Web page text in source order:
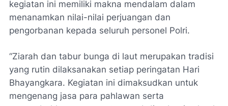
kegiatan ini memiliki makna mendalam dalam
menanamkan nilai-nilai perjuangan dan
pengorbanan kepada seluruh personel Polri.
“Ziarah dan tabur bunga di laut merupakan tradisi
yang rutin dilaksanakan setiap peringatan Hari
Bhayangkara. Kegiatan ini dimaksudkan untuk
mengenang jasa para pahlawan serta